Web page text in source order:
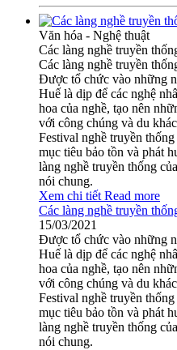
Văn hóa - Nghệ thuật
Các làng nghề truyền
Các làng nghề truyền
Được tổ chức vào những
Huế là dịp để các nghệ
hoa của nghề, tạo nên
với công chúng và du
Festival nghề truyền
mục tiêu bảo tồn và phát
làng nghề truyền thống
nói chung.
Xem chi tiết Read more
Các làng nghề truyền
15/03/2021
Được tổ chức vào những
Huế là dịp để các nghệ
hoa của nghề, tạo nên
với công chúng và du
Festival nghề truyền
mục tiêu bảo tồn và phát
làng nghề truyền thống
nói chung.